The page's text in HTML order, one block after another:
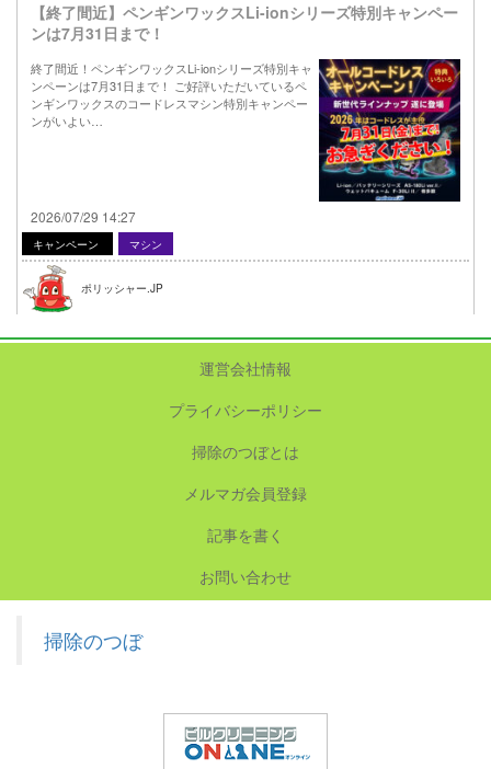
【終了間近】ペンギンワックスLi-ionシリーズ特別キャンペー
ンは7月31日まで！
終了間近！ペンギンワックスLi-ionシリーズ特別キャ
ンペーンは7月31日まで！ ご好評いただいているペ
ンギンワックスのコードレスマシン特別キャンペー
ンがいよい…
2026/07/29 14:27
キャンペーン マシン
ポリッシャー.JP
運営会社情報
プライバシーポリシー
掃除のつぼとは
メルマガ会員登録
記事を書く
お問い合わせ
掃除のつぼ